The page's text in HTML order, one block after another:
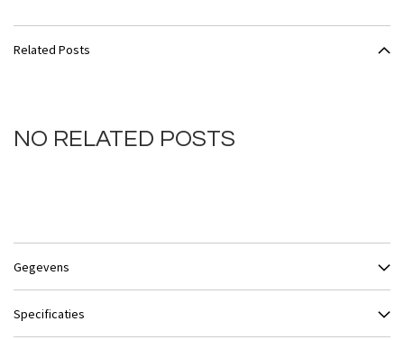
Related Posts
NO RELATED POSTS
Gegevens
Specificaties